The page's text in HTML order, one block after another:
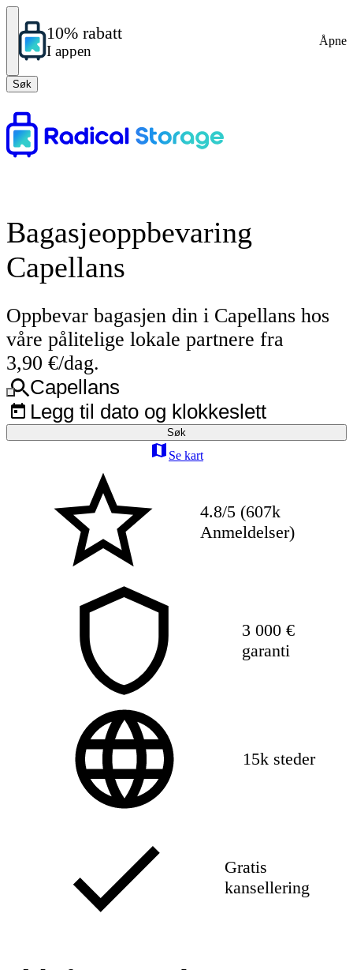
10% rabatt
I appen
Åpne
Søk
Bagasjeoppbevaring
Capellans
Oppbevar bagasjen din i Capellans hos
våre pålitelige lokale partnere fra
3,90 €/dag.
Capellans
Legg til dato og klokkeslett
Søk
Se kart
4.8/5 (607k
Anmeldelser)
3 000 €
garanti
15k steder
Gratis
kansellering